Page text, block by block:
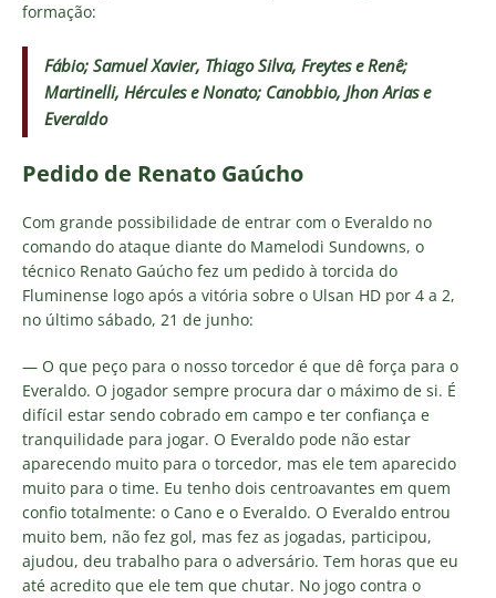
formação:
Fábio; Samuel Xavier, Thiago Silva, Freytes e Renê;
Martinelli, Hércules e Nonato; Canobbio, Jhon Arias e
Everaldo
Pedido de Renato Gaúcho
Com grande possibilidade de entrar com o Everaldo no
comando do ataque diante do Mamelodi Sundowns, o
técnico Renato Gaúcho fez um pedido à torcida do
Fluminense logo após a vitória sobre o Ulsan HD por 4 a 2,
no último sábado, 21 de junho:
— O que peço para o nosso torcedor é que dê força para o
Everaldo. O jogador sempre procura dar o máximo de si. É
difícil estar sendo cobrado em campo e ter confiança e
tranquilidade para jogar. O Everaldo pode não estar
aparecendo muito para o torcedor, mas ele tem aparecido
muito para o time. Eu tenho dois centroavantes em quem
confio totalmente: o Cano e o Everaldo. O Everaldo entrou
muito bem, não fez gol, mas fez as jogadas, participou,
ajudou, deu trabalho para o adversário. Tem horas que eu
até acredito que ele tem que chutar. No jogo contra o